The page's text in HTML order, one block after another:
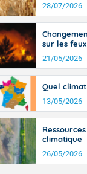
Rhône-
entrées
aux
du
peuvent
nord-
les rafales
28/07/2026
sur les
21/05/2026
Quel
13/05/2026
climatique
26/05/2026